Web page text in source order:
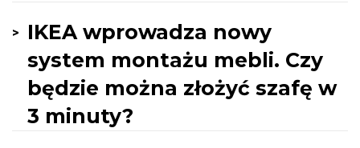
IKEA wprowadza nowy
system montażu mebli. Czy
będzie można złożyć szafę w
3 minuty?